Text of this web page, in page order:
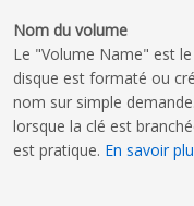
Nom du volume
Le "Volume Name" est
disque est formaté ou
nom sur simple
lorsque la clé est
est pratique. En savoir